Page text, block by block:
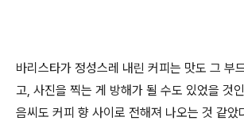
바리스타가 정성스레 내린 커피는 맛도 그 부
고, 사진을 찍는 게 방해가 될 수도 있었을 것
음씨도 커피 향 사이로 전해져 나오는 것 같았